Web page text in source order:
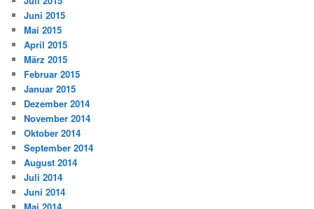
Juni 2015
Mai 2015
April 2015
März 2015
Februar 2015
Januar 2015
Dezember 2014
November 2014
Oktober 2014
September 2014
August 2014
Juli 2014
Juni 2014